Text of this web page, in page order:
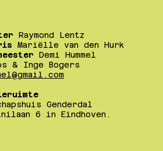
Raymond Lentz
Mariëlle van den Hurk
Demi Hummel
& Inge Bogers
Genderdal
6 in Eindhoven.